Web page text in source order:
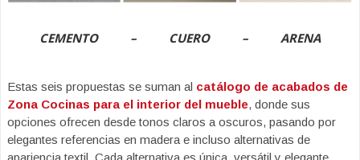
CEMENTO – CUERO – ARENA
Estas seis propuestas se suman al catálogo de acabados de
Zona Cocinas para el interior del mueble, donde sus
opciones ofrecen desde tonos claros a oscuros, pasando por
elegantes referencias en madera e incluso alternativas de
apariencia textil. Cada alternativa es única, versátil y elegante